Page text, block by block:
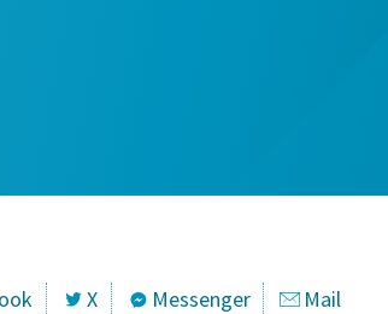
X Messenger Mail